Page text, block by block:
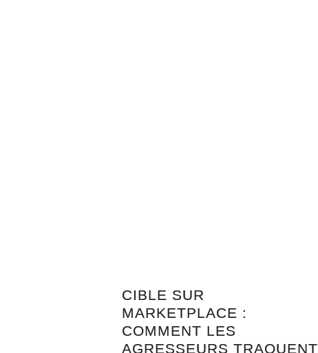
CIBLE SUR
MARKETPLACE :
COMMENT LES
AGRESSEURS TRAQUENT